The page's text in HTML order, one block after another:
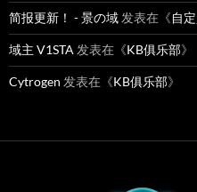
简报更新！ - 景の域 发表在《自
域主 V1STA 发表在《KB俱乐部》
Cytrogen 发表在《KB俱乐部》